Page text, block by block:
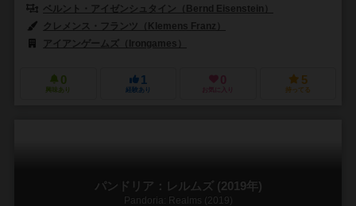
ベルント・アイゼンシュタイン（Bernd Eisenstein）
クレメンス・フランツ（Klemens Franz）
アイアンゲームズ（Irongames）
0
興味あり
1
経験あり
0
お気に入り
5
持ってる
パンドリア：レルムズ (2019年)
Pandoria: Realms (2019)